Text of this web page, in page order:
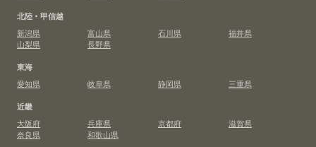
北陸・甲信越
新潟県
富山県 石川県
福井県
山梨県
長野県
東海
愛知県
岐阜県 静岡県
三重県
近畿
大阪府
兵庫県 京都府
滋賀県
奈良県
和歌山県